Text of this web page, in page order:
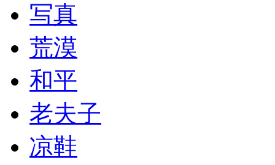
写真
荒漠
和平
老夫子
凉鞋